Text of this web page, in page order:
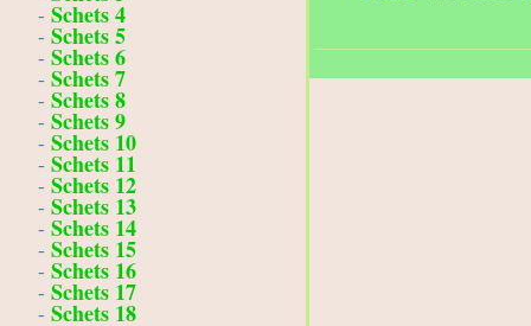
- Schets 4
- Schets 5
- Schets 6
- Schets 7
- Schets 8
- Schets 9
- Schets 10
- Schets 11
- Schets 12
- Schets 13
- Schets 14
- Schets 15
- Schets 16
- Schets 17
- Schets 18